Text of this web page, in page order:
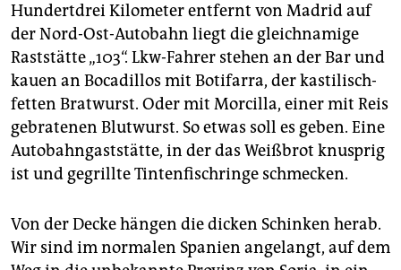
abo
genossenschaft
epaper login
Hundertdrei Kilometer entfernt von Madrid auf
der Nord-Ost-Autobahn liegt die gleichnamige
Raststätte „103“. Lkw-Fahrer stehen an der Bar und
kauen an Bocadillos mit Botifarra, der kastilisch-
fetten Bratwurst. Oder mit Morcilla, einer mit Reis
gebratenen Blutwurst. So etwas soll es geben. Eine
Autobahngaststätte, in der das Weißbrot knusprig
ist und gegrillte Tintenfischringe schmecken.
Von der Decke hängen die dicken Schinken herab.
Wir sind im normalen Spanien angelangt, auf dem